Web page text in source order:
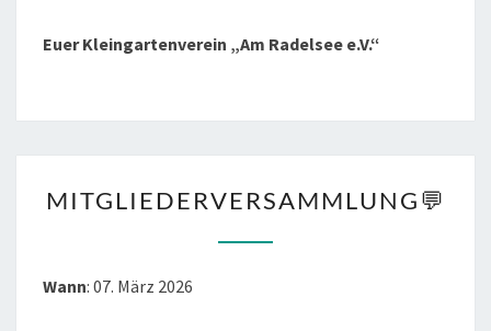
Euer Kleingartenverein „Am Radelsee e.V.“
💬
MITGLIEDERVERSAMMLUNG💬
Wann: 07. März 2026